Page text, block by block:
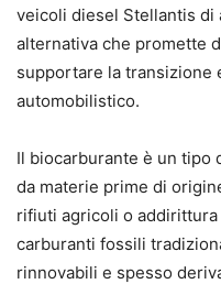
veicoli diesel Stellantis di
alternativa che promette
supportare la transizione
automobilistico.
Il biocarburante è un tipo
da materie prime di
rifiuti agricoli o
carburanti fossili
rinnovabili e spesso